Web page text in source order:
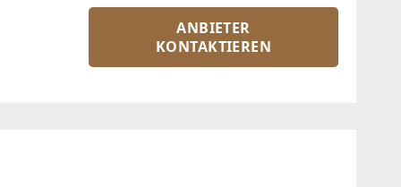
ANBIETER
KONTAKTIEREN